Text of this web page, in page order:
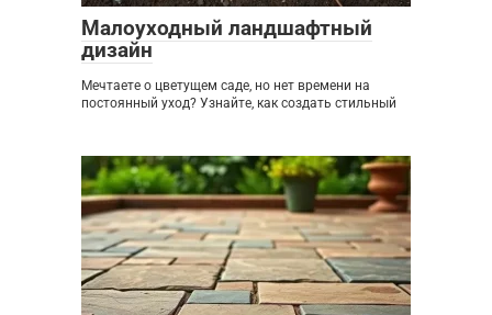
Малоуходный ландшафтный
дизайн
Мечтаете о цветущем саде, но нет времени на
постоянный уход? Узнайте, как создать стильный